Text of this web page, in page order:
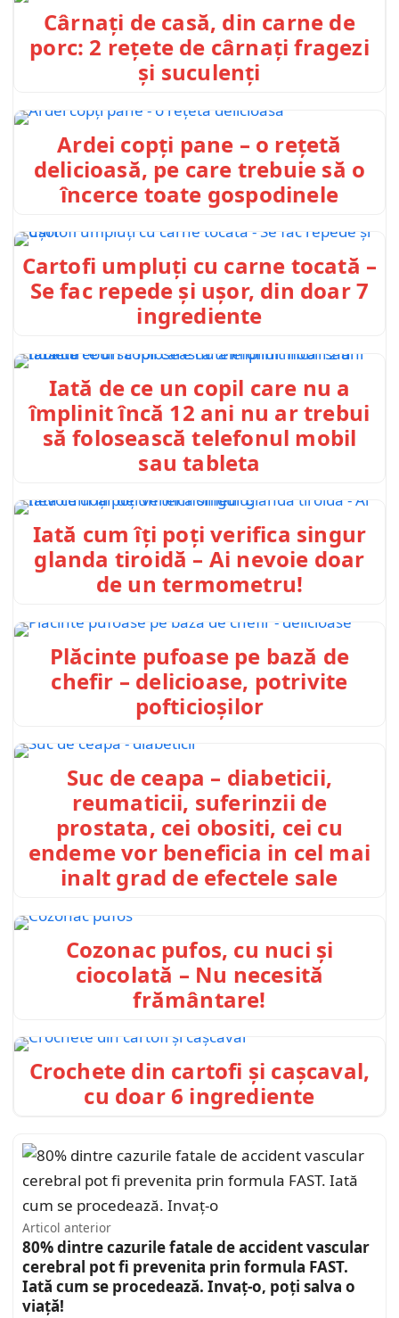
Cârnați de casă, din carne de
porc: 2 rețete de cârnați fragezi
și suculenți
Ardei copți pane – o rețetă
delicioasă, pe care trebuie să o
încerce toate gospodinele
Cartofi umpluți cu carne tocată –
Se fac repede și ușor, din doar 7
ingrediente
Iată de ce un copil care nu a
împlinit încă 12 ani nu ar trebui
să folosească telefonul mobil
sau tableta
Iată cum îți poți verifica singur
glanda tiroidă – Ai nevoie doar
de un termometru!
Plăcinte pufoase pe bază de
chefir – delicioase, potrivite
pofticioșilor
Suc de ceapa – diabeticii,
reumaticii, suferinzii de
prostata, cei obositi, cei cu
endeme vor beneficia in cel mai
inalt grad de efectele sale
Cozonac pufos, cu nuci și
ciocolată – Nu necesită
frământare!
Crochete din cartofi și cașcaval,
cu doar 6 ingrediente
Articol anterior
80% dintre cazurile fatale de accident vascular
cerebral pot fi prevenita prin formula FAST.
Iată cum se procedează. Invaț-o, poți salva o
viață!